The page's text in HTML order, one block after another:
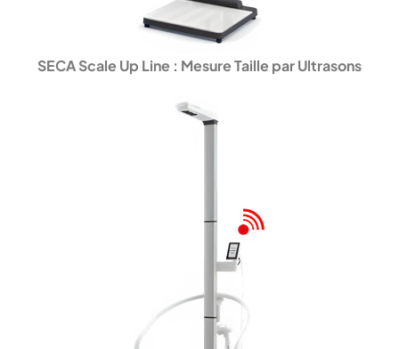
SECA Scale Up Line : Mesure Taille par Ultrasons